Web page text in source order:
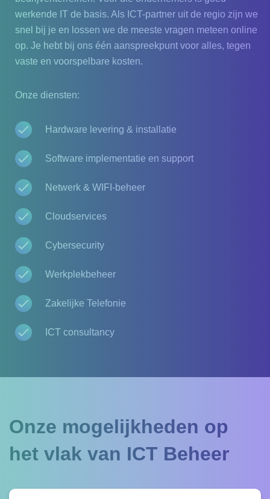
werkende IT de basis. Als ICT-partner uit de regio zijn we
snel bij je en lossen we de meeste vragen meteen online
op. Je hebt bij ons één aanspreekpunt voor alles, tegen
vaste en voorspelbare kosten.
Onze diensten:
Hardware levering & installatie
Software implementatie en support
Netwerk & WIFI-beheer
Cloudservices
Cybersecurity
Werkplekbeheer
Zakelijke Telefonie
ICT consultancy
Onze mogelijkheden op
het vlak van ICT Beheer